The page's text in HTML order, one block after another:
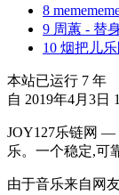
8
9 周蕙 - 替
10 烟把儿
本站已运行 7 年
自 2019年4月3日
JOY127乐链网 —
乐。一个稳定,可
由于音乐来自网